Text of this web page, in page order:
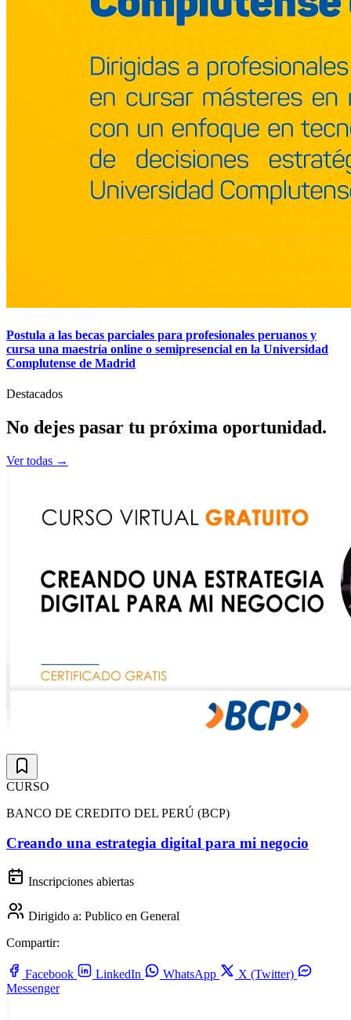
Postula a las becas parciales para profesionales peruanos y
cursa una maestría online o semipresencial en la Universidad
Complutense de Madrid
Destacados
No dejes pasar tu próxima oportunidad.
Ver todas →
CURSO
BANCO DE CREDITO DEL PERÚ (BCP)
Creando una estrategia digital para mi negocio
Inscripciones abiertas
Dirigido a: Publico en General
Compartir:
Facebook LinkedIn WhatsApp
X (Twitter)
Messenger